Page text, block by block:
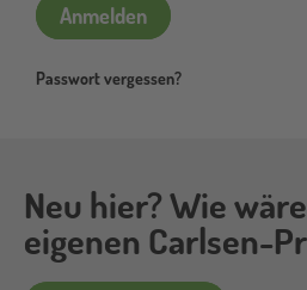
Anmelden
Passwort vergessen?
Neu hier? Wie
eigenen Carlsen-